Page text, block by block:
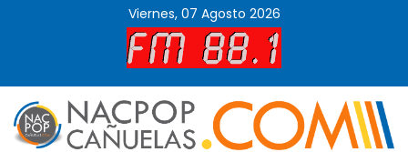
Viernes, 07 Agosto 2026